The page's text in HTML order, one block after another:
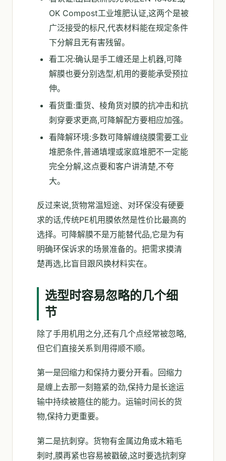
OK Compost工业堆肥认证,这两个是被
广泛接受的标尺,代表材料能在规定条件
下分解且无有害残留。
看工况:确认是手工缠还是上机器,可降
解膜也要分别选型,机用的要能承受预拉
伸。
看货重:重货、棱角货对膜的抗冲击和抗
刺穿要求更高,可降解配方要相应加强。
看降解环境:多数可降解缠绕膜需要工业
堆肥条件,普通填埋或家庭堆肥不一定能
完全分解,这点要和客户讲清楚,不夸
大。
反过来说,货物常温短途、对环保没有硬要
求的话,传统PE机用膜依然是性价比最高的
选择。可降解膜不是万能替代品,它是为有
明确环保诉求的场景准备的。把需求摸清
楚再选,比盲目跟风换材料实在。
选型时容易忽略的几个细
节
除了手用机用之分,还有几个点经常被忽略,
但它们直接关系到用得顺不顺。
第一是回缩力和保持力要分开看。回缩力
是缠上去那一刻箍紧的劲,保持力是长途运
输中持续被箍住的能力。运输时间长的货
物,保持力更重要。
第二是抗刺穿。货物有金属边角或木箱毛
刺时,膜再紧也容易被戳破,这时要选抗刺穿